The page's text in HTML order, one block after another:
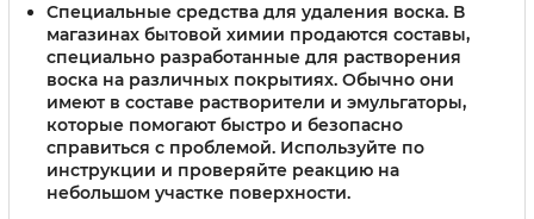
Специальные средства для удаления воска. В
магазинах бытовой химии продаются составы,
специально разработанные для растворения
воска на различных покрытиях. Обычно они
имеют в составе растворители и эмульгаторы,
которые помогают быстро и безопасно
справиться с проблемой. Используйте по
инструкции и проверяйте реакцию на
небольшом участке поверхности.